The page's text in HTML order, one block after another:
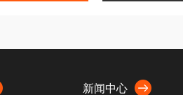
新闻中心